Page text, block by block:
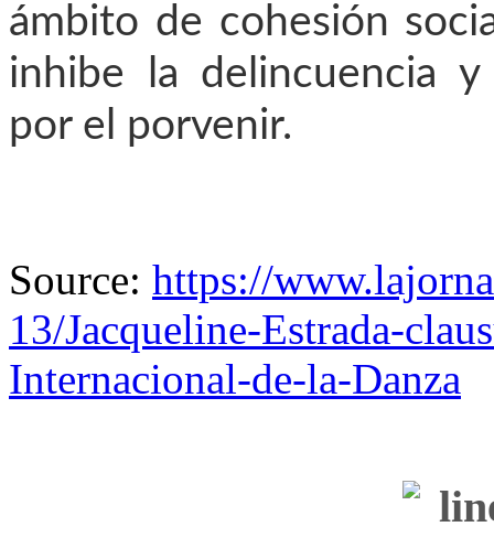
ámbito de cohesión
inhibe la delincuencia y
por el porvenir.
Source: https://
13/Jacqueline-Estrada-
Internacional-de-la-Danza